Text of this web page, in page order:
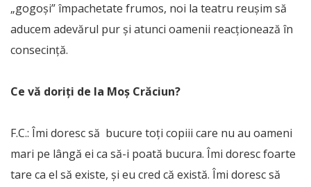
„gogoşi” împachetate frumos, noi la teatru reuşim să
aducem adevărul pur şi atunci oamenii reacţionează în
consecinţă.
Ce vă doriţi de la Moş Crăciun?
F.C.: Îmi doresc să bucure toţi copiii care nu au oameni
mari pe lângă ei ca să-i poată bucura. Îmi doresc foarte
tare ca el să existe, şi eu cred că există. Îmi doresc să